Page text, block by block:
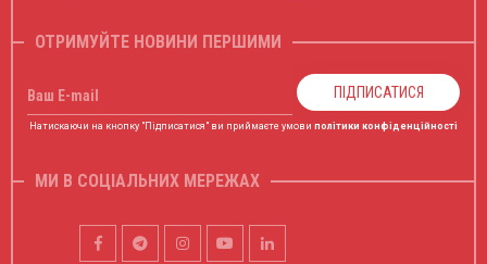
ОТРИМУЙТЕ НОВИНИ ПЕРШИМИ
Ваш E-mail ПІДПИСАТИСЯ
Натискаючи на кнопку "Підписатися" ви приймаєте умови політики конфіденційності
МИ В СОЦІАЛЬНИХ МЕРЕЖАХ